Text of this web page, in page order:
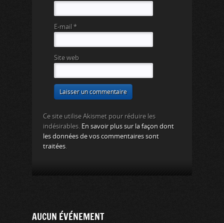
E-mail *
Site web
Ce site utilise Akismet pour réduire les
indésirables. En savoir plus sur la façon dont
les données de vos commentaires sont
traitées
AUCUN ÉVÉNEMENT